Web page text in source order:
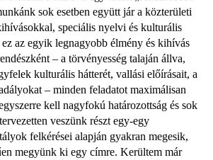
sok esetben együtt jár a közterületi
speciális nyelvi és kulturális
az egyik legnagyobb élmény és kihívás
– a törvényesség talaján állva,
kulturális hátterét, vallási előírásait, a
– minden feladatot maximálisan
kell nagyfokú határozottság és sok
veszünk részt egy-egy
felkérései alapján gyakran megesik,
megyünk ki egy címre. Kerültem már